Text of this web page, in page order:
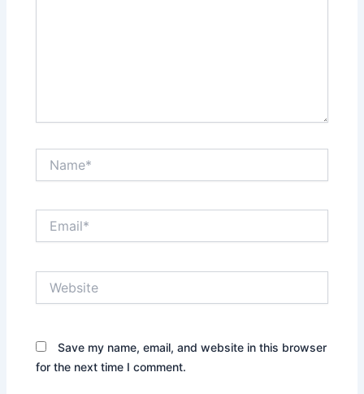
Save my name, email, and website in this browser
for the next time I comment.